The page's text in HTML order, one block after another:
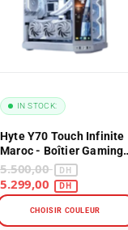
Hyte Y70 Touch Infinite
Maroc - Boîtier Gaming
Premium avec Écran
14.9"
5.500,00
IN STOCK: